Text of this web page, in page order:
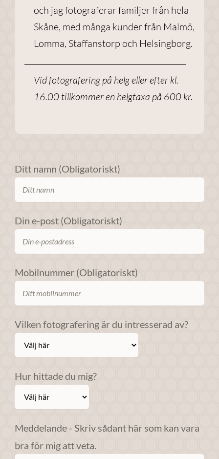
och jag fotograferar familjer från hela
Skåne, med många kunder från Malmö,
Lomma, Staffanstorp och Helsingborg.
Vid fotografering på helg eller efter kl.
16.00 tillkommer en helgtaxa på 600 kr.
Ditt namn (Obligatoriskt)
Din e-post (Obligatoriskt)
Mobilnummer (Obligatoriskt)
Vilken fotografering är du intresserad av?
Hur hittade du mig?
Meddelande - Skriv sådant här som kan vara
bra för mig att veta.
Statistik
För att vi ska
kunna
webbplatsens
funktionalitet
uppbyggnad,
Upplevelse
ska prestera
möjligt under
Om du nekar
dessa
cookies
kommer viss
funktionalitet
att försvinna
från
webbplatsen.
Marknadsföring
Genom att dela
intressen och ditt
beteende när du
surfar ökar du